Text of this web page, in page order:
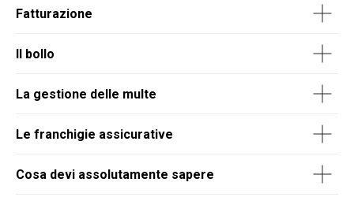
Fatturazione
Il bollo
La gestione delle multe
Le franchigie assicurative
Cosa devi assolutamente sapere